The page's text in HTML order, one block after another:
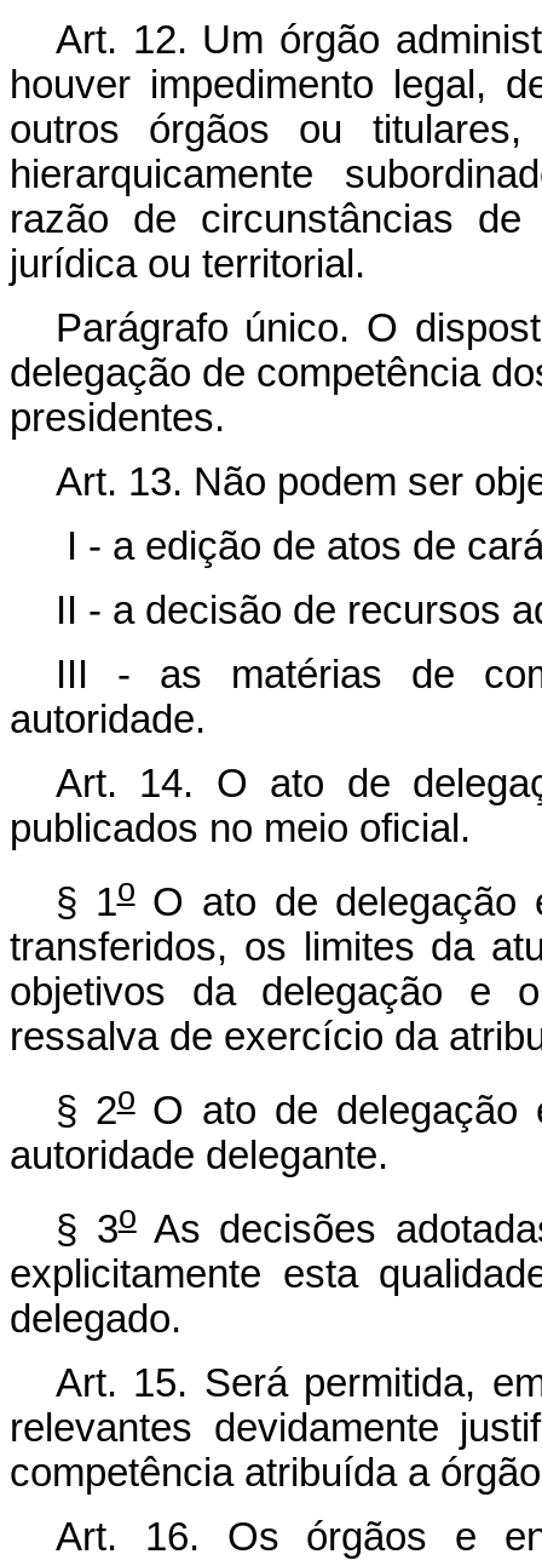
Art. 12. Um órgão
houver impedimento legal,
outros órgãos ou
hierarquicamente
razão de circunstâncias
jurídica ou territorial.
Parágrafo único. O
delegação de competência
presidentes.
Art. 13. Não podem ser
I - a edição de atos de
II - a decisão de recursos
III - as matérias de
autoridade.
Art. 14. O ato de
publicados no meio oficial.
§ 1oO ato de delegação
transferidos, os limites da
objetivos da delegação e
ressalva de exercício da
§ 2oO ato de delegação
autoridade delegante.
§ 3oAs decisões
explicitamente esta
delegado.
Art. 15. Será permitida,
relevantes devidamente
competência atribuída a
Art. 16. Os órgãos e